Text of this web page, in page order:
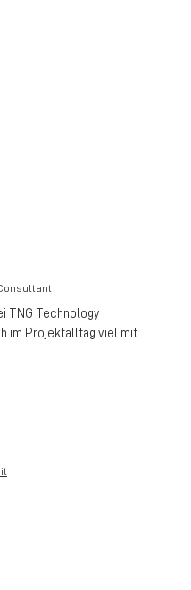
TNG Technology
im Projektalltag viel mit